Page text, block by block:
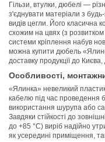
Гільзи, втулки, дюбелі —
з'єднувати матеріали з
видів цегли. Його класична
схожим на цвях (з
системи кріплення набув
можна купити дюбель
доставку продукції до
Особливості,
«Ялинка» невеликий
кабелю під час проведення
використання шурупа або
Завдяки стійкості до
до +85 °C) виріб надійно
як усередині приміщення,